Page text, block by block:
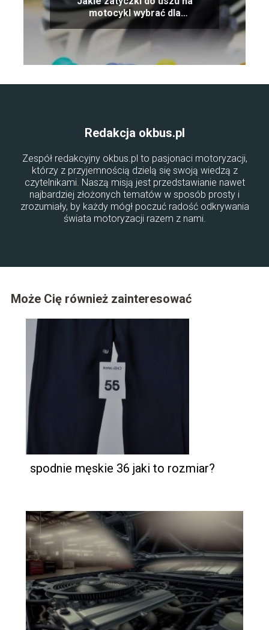
motocykl wybrać dla
maksymalnej ochrony?
Redakcja okbus.pl
Zespół redakcyjny okbus.pl to pasjonaci motoryzacji,
którzy z przyjemnością dzielą się swoją wiedzą z
czytelnikami. Naszą misją jest przedstawianie nawet
najbardziej złożonych tematów w sposób prosty i
zrozumiały, by każdy mógł poczuć radość odkrywania
świata motoryzacji razem z nami.
Może Cię również zainteresować
spodnie męskie 36 jaki to rozmiar?